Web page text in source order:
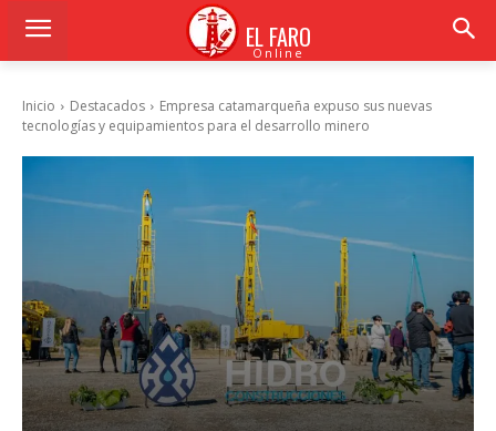
EL FARO
Online
Inicio Destacados
Empresa catamarqueña expuso sus nuevas
tecnologías y equipamientos para el desarrollo minero